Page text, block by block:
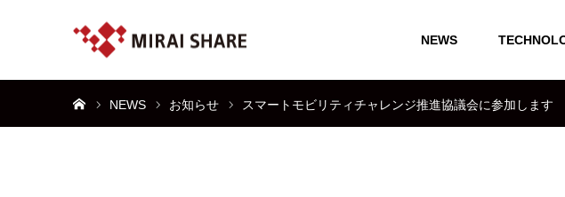
NEWS
NEWS お知らせ スマートモビリティチャレンジ推進協議会に参加します